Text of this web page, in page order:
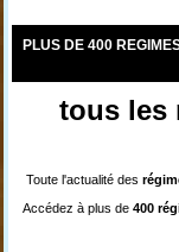
PLUS DE 400
tous les
Toute l'actualité des
Accédez à plus de400